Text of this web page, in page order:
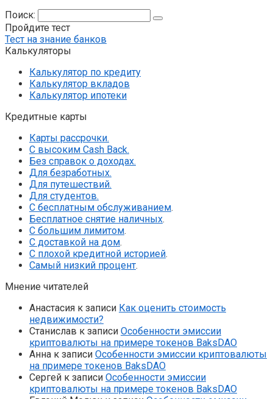
Поиск:
Пройдите тест
Тест на знание банков
Калькуляторы
Калькулятор по кредиту
Калькулятор вкладов
Калькулятор ипотеки
Кредитные карты
Карты рассрочки.
С высоким Cash Back.
Без справок о доходах.
Для безработных.
Для путешествий.
Для студентов.
С бесплатным обслуживанием.
Бесплатное снятие наличных.
С большим лимитом.
С доставкой на дом.
С плохой кредитной историей.
Самый низкий процент.
Мнение читателей
Анастасия к записи Как оценить стоимость
недвижимости?
Станислав к записи Особенности эмиссии
криптовалюты на примере токенов BaksDAO
Анна к записи Особенности эмиссии криптовалюты
на примере токенов BaksDAO
Сергей к записи Особенности эмиссии
криптовалюты на примере токенов BaksDAO